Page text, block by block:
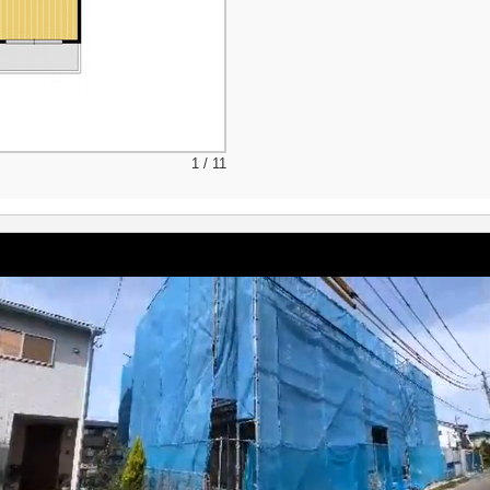
1 / 11